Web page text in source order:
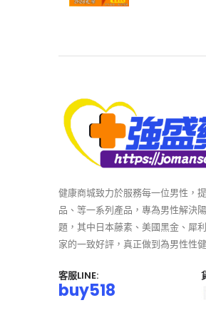
健康商城致力於服務每一位男性，
品、等一系列產品，專為男性解決
題，其中日本藤素、美國黑金、犀
家的一致好評，真正做到為男性性
客服LINE:
buy518